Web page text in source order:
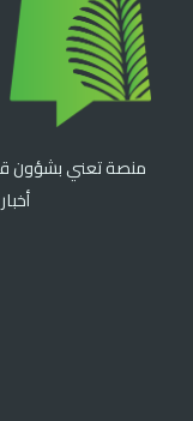
منصة تعني بشؤون